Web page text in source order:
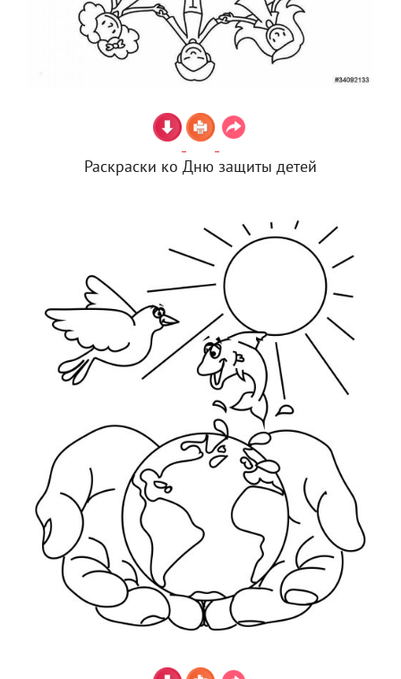
Раскраски ко Дню защиты детей